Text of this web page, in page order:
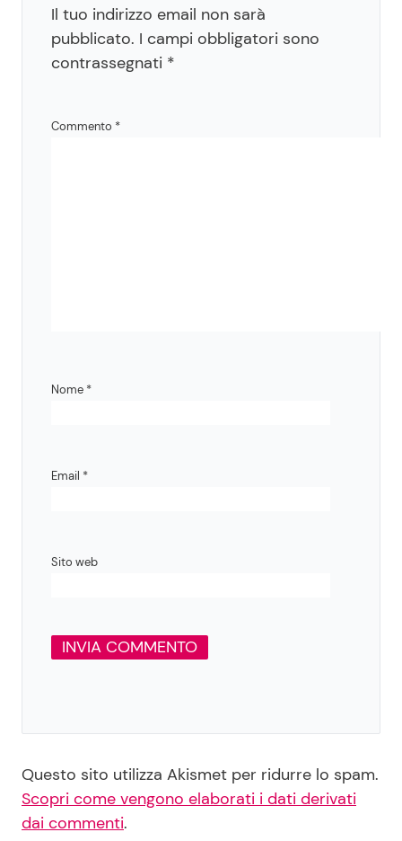
Il tuo indirizzo email non sarà
pubblicato. I campi obbligatori sono
contrassegnati *
Commento *
Nome *
Email *
Sito web
Questo sito utilizza Akismet per ridurre lo spam.
Scopri come vengono elaborati i dati derivati
dai commenti.